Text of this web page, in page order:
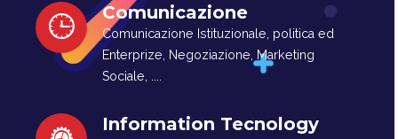
Comunicazione
Comunicazione Istituzionale, politica ed
Enterprize, Negoziazione, Marketing
Sociale, ....
Information Tecnology